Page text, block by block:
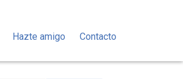
Hazte amigo Contacto